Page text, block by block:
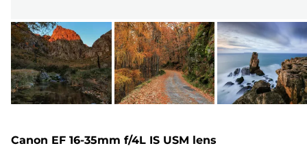
Canon EF 16-35mm f/4L IS USM lens